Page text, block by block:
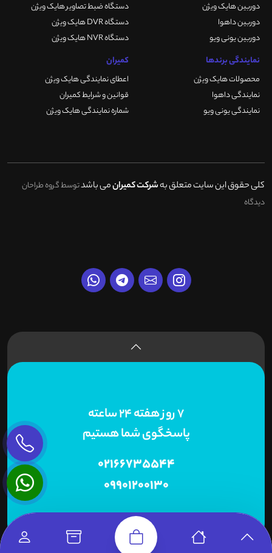
دوربین هایک ویژن
دوربین داهوا
دوربین یونی ویو
دستگاه ضبط تصاویر هایک ویژن
دستگاه DVR هایک ویژن
دستگاه NVR هایک ویژن
نمایندگی برندها
محصولات هایک ویژن
نمایندگی داهوا
نمایندگی یونی ویو
کمیران
اعطای نمایندگی هایک ویژن
قوانین و شرایط کمیران
شماره نمایندگی هایک ویژن
کلی حقوق این سایت متعلق بهشرکت کمیرانمی باشدتوسط گروه طراحان
دیدگاه
7 روز هفته 24 ساعته
پاسخگوی شما هستیم
02166735544
09901200130